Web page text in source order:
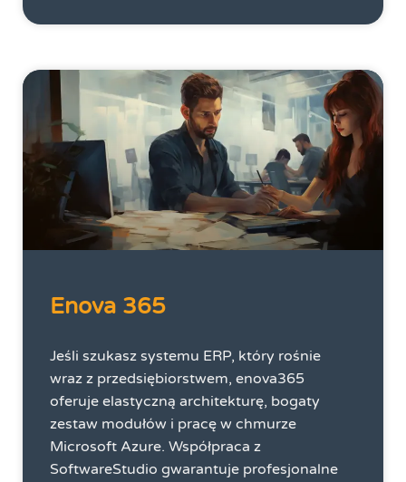
Enova 365
Jeśli szukasz systemu ERP, który rośnie
wraz z przedsiębiorstwem, enova365
oferuje elastyczną architekturę, bogaty
zestaw modułów i pracę w chmurze
Microsoft Azure. Współpraca z
SoftwareStudio gwarantuje profesjonalne